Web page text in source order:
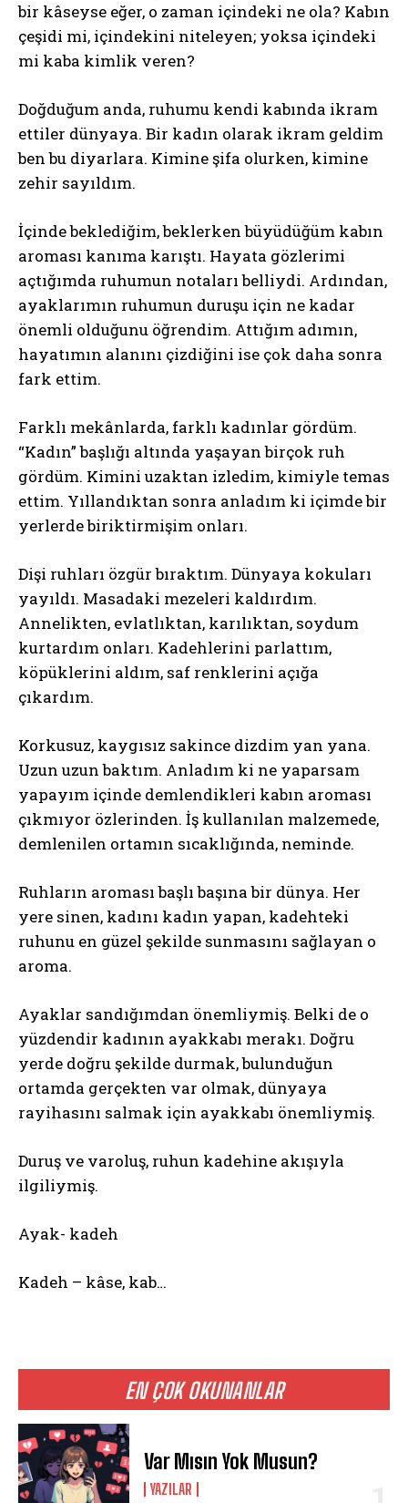
EN ÇOK OKUNANLAR
Var Mısın Yok Musun?
YAZILAR
bir kâseyse eğer, o zaman içindeki ne ola? Kabın
çeşidi mi, içindekini niteleyen; yoksa içindeki
mi kaba kimlik veren?
Doğduğum anda, ruhumu kendi kabında ikram
ettiler dünyaya. Bir kadın olarak ikram geldim
ben bu diyarlara. Kimine şifa olurken, kimine
zehir sayıldım.
İçinde beklediğim, beklerken büyüdüğüm kabın
aroması kanıma karıştı. Hayata gözlerimi
açtığımda ruhumun notaları belliydi. Ardından,
ayaklarımın ruhumun duruşu için ne kadar
önemli olduğunu öğrendim. Attığım adımın,
hayatımın alanını çizdiğini ise çok daha sonra
fark ettim.
Farklı mekânlarda, farklı kadınlar gördüm.
“Kadın” başlığı altında yaşayan birçok ruh
gördüm. Kimini uzaktan izledim, kimiyle temas
ettim. Yıllandıktan sonra anladım ki içimde bir
yerlerde biriktirmişim onları.
Dişi ruhları özgür bıraktım. Dünyaya kokuları
yayıldı. Masadaki mezeleri kaldırdım.
Annelikten, evlatlıktan, karılıktan, soydum
kurtardım onları. Kadehlerini parlattım,
köpüklerini aldım, saf renklerini açığa
çıkardım.
Korkusuz, kaygısız sakince dizdim yan yana.
Uzun uzun baktım. Anladım ki ne yaparsam
yapayım içinde demlendikleri kabın aroması
çıkmıyor özlerinden. İş kullanılan malzemede,
demlenilen ortamın sıcaklığında, neminde.
Ruhların aroması başlı başına bir dünya. Her
yere sinen, kadını kadın yapan, kadehteki
ruhunu en güzel şekilde sunmasını sağlayan o
aroma.
Ayaklar sandığımdan önemliymiş. Belki de o
yüzdendir kadının ayakkabı merakı. Doğru
yerde doğru şekilde durmak, bulunduğun
ortamda gerçekten var olmak, dünyaya
rayihasını salmak için ayakkabı önemliymiş.
Duruş ve varoluş, ruhun kadehine akışıyla
ilgiliymiş.
Ayak- kadeh
Kadeh – kâse, kab…